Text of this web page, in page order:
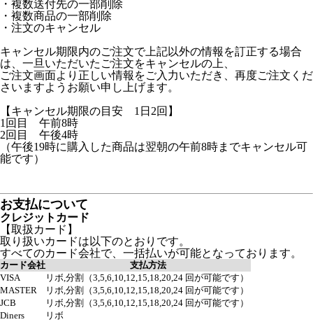
・複数送付先の一部削除
・複数商品の一部削除
・注文のキャンセル
キャンセル期限内のご注文で上記以外の情報を訂正する場合
は、一旦いただいたご注文をキャンセルの上、
ご注文画面より正しい情報をご入力いただき、再度ご注文くだ
さいますようお願い申し上げます。
【キャンセル期限の目安 1日2回】
1回目 午前8時
2回目 午後4時
（午後19時に購入した商品は翌朝の午前8時までキャンセル可
能です）
お支払について
クレジットカード
【取扱カード】
取り扱いカードは以下のとおりです。
すべてのカード会社で、一括払いが可能となっております。
カード会社
支払方法
VISA
リボ,分割（3,5,6,10,12,15,18,20,24 回が可能です）
MASTER
リボ,分割（3,5,6,10,12,15,18,20,24 回が可能です）
JCB
リボ,分割（3,5,6,10,12,15,18,20,24 回が可能です）
Diners
リボ